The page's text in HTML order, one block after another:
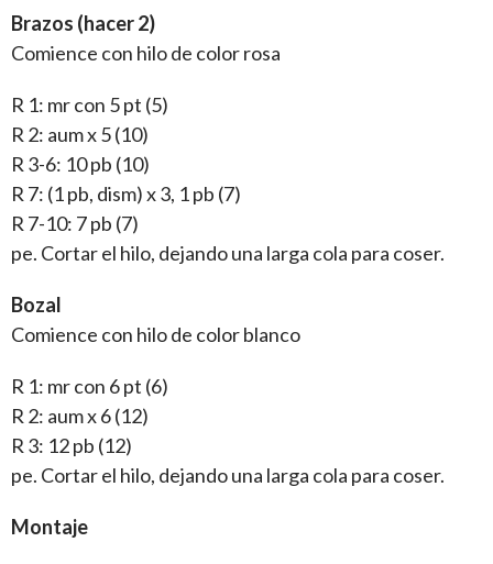
Brazos (hacer 2)
Comience con hilo de color rosa
R 1: mr con 5 pt (5)
R 2: aum x 5 (10)
R 3-6: 10 pb (10)
R 7: (1 pb, dism) x 3, 1 pb (7)
R 7-10: 7 pb (7)
pe. Cortar el hilo, dejando una larga cola para coser.
Bozal
Comience con hilo de color blanco
R 1: mr con 6 pt (6)
R 2: aum x 6 (12)
R 3: 12 pb (12)
pe. Cortar el hilo, dejando una larga cola para coser.
Montaje